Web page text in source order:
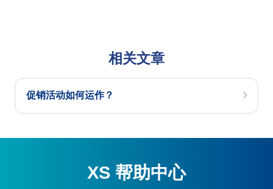
相关文章
促销活动如何运作？
XS 帮助中心